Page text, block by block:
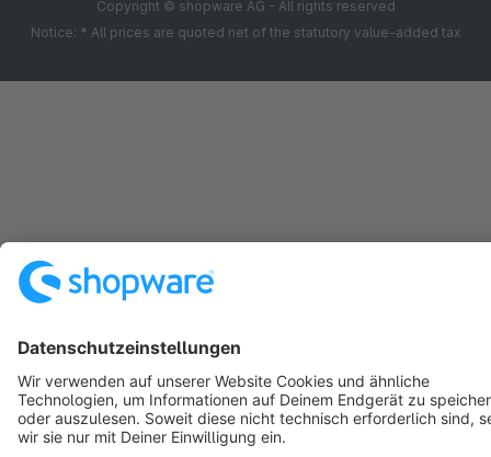
Copyright © shopware AG - All rights reserved
Notice: * All prices are quoted net of the statutory value-added tax